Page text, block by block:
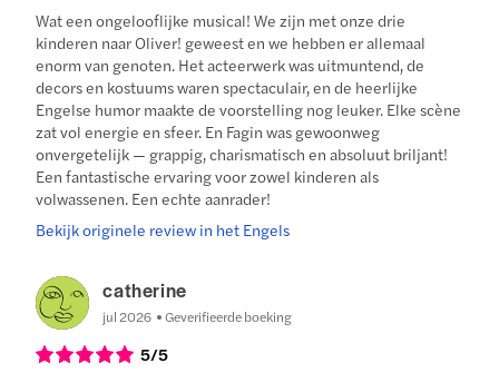
Wat een ongelooflijke musical! We zijn met onze drie
kinderen naar Oliver! geweest en we hebben er allemaal
enorm van genoten. Het acteerwerk was uitmuntend, de
decors en kostuums waren spectaculair, en de heerlijke
Engelse humor maakte de voorstelling nog leuker. Elke scène
zat vol energie en sfeer. En Fagin was gewoonweg
onvergetelijk — grappig, charismatisch en absoluut briljant!
Een fantastische ervaring voor zowel kinderen als
volwassenen. Een echte aanrader!
Bekijk originele review in het Engels
catherine
jul 2026 Geverifieerde boeking
5/5